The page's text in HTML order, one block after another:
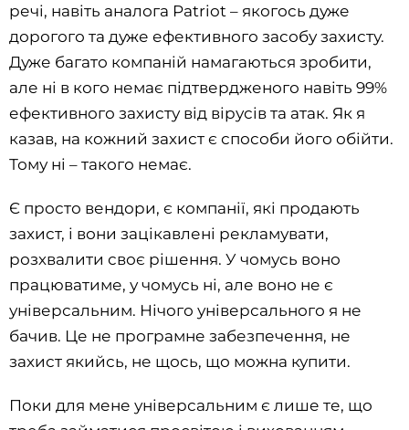
речі, навіть аналога Patriot – якогось дуже
дорогого та дуже ефективного засобу захисту.
Дуже багато компаній намагаються зробити,
але ні в кого немає підтвердженого навіть 99%
ефективного захисту від вірусів та атак. Як я
казав, на кожний захист є способи його обійти.
Тому ні – такого немає.
Є просто вендори, є компанії, які продають
захист, і вони зацікавлені рекламувати,
розхвалити своє рішення. У чомусь воно
працюватиме, у чомусь ні, але воно не є
універсальним. Нічого універсального я не
бачив. Це не програмне забезпечення, не
захист якийсь, не щось, що можна купити.
Поки для мене універсальним є лише те, що